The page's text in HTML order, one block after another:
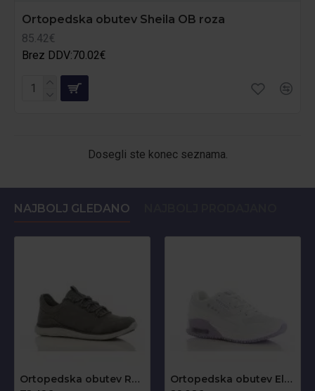
Ortopedska obutev Sheila OB roza
85.42€
Brez DDV:70.02€
Dosegli ste konec seznama.
NAJBOLJ GLEDANO
Ortopedska obutev Roman O1 Ortopedska obutev Ela O1